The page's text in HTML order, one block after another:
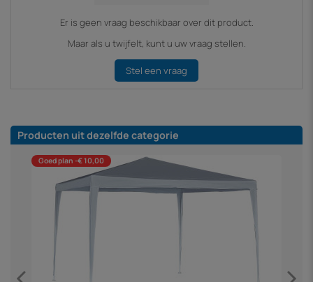
Er is geen vraag beschikbaar over dit product.
Maar als u twijfelt, kunt u uw vraag stellen.
Stel een vraag
Producten uit dezelfde categorie
Goed plan -€ 10,00